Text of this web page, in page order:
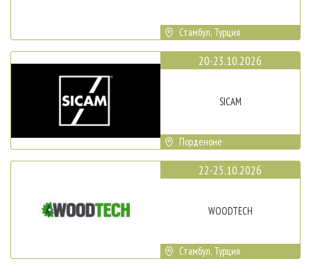
Стамбул, Турция
20-23.10.2026
SICAM
Порденоне
22-25.10.2026
WOODTECH
Стамбул, Турция